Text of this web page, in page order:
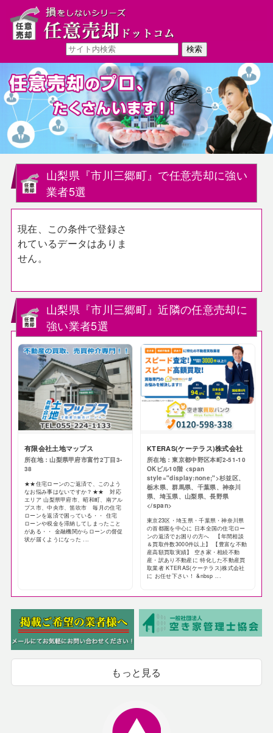
山梨県『市川三郷町』で任意売却に強い
業者5選
現在、この条件で登録さ
れているデータはありま
せん。
山梨県『市川三郷町』近隣の任意売却に
強い業者5選
有限会社土地マップス
所在地：山梨県甲府市富竹2丁目3-
38
★★住宅ローンのご返済で、このよう
なお悩み事はないですか？★★ 対応
エリア 山梨県甲府市、昭和町、南アル
プス市、中央市、笛吹市 毎月の住宅
ローンを返済で困っている・・ 住宅
ローンや税金を滞納してしまったこと
がある・・ 金融機関からローンの督促
状が届くようになった ...
KTERAS(ケーテラス)株式会社
所在地：東京都中野区本町2-51-10
OKビル10階 <span
style="display:none;">杉並区、
栃木県、群馬県、千葉県、神奈川
県、埼玉県、山梨県、長野県
</span>
東京23区・埼玉県・千葉県・神奈川県
の首都圏を中心に 日本全国の住宅ロー
ンの返済でお困りの方へ 【年間相談
＆買取件数3000件以上】 【豊富な不動
産高額買取実績】 空き家・相続不動
産・訳あり不動産に 特化した不動産買
取業者 KTERAS(ケーテラス)株式会社
に お任せ下さい！ &nbsp ...
もっと見る